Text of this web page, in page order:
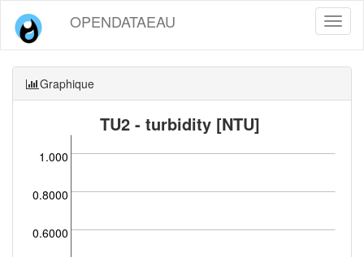
OPENDATAEAU
Graphique
TU2 - turbidity [NTU]
0.6000
0.8000
1.000